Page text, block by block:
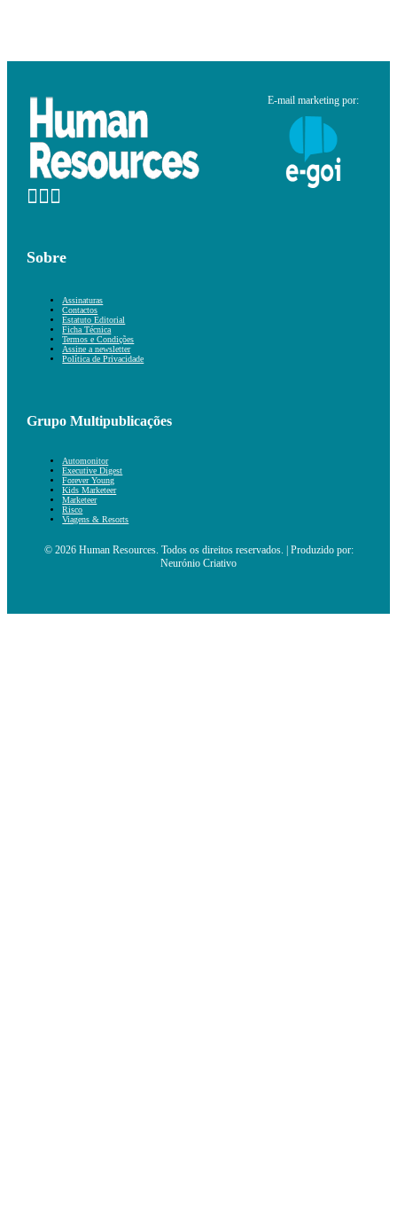
E-mail marketing por:
Sobre
Assinaturas
Contactos
Estatuto Editorial
Ficha Técnica
Termos e Condições
Assine a newsletter
Política de Privacidade
Grupo Multipublicações
Automonitor
Executive Digest
Forever Young
Kids Marketeer
Marketeer
Risco
Viagens & Resorts
© 2026 Human Resources. Todos os direitos reservados. | Produzido por:
Neurónio Criativo